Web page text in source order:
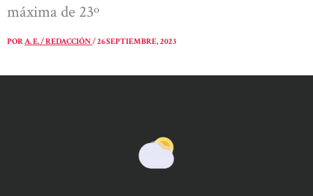
máxima de 23º
PORA. E. / REDACCIÓN/26 SEPTIEMBRE, 2023